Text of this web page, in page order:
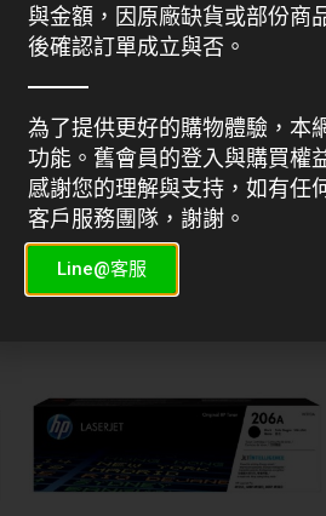
與金額，因原廠缺貨或部份商
後確認訂單成立與否。
為了提供更好的購物體驗，本
功能。舊會員的登入與購買權
感謝您的理解與支持，如有任
客戶服務團隊，謝謝。
Line@客服